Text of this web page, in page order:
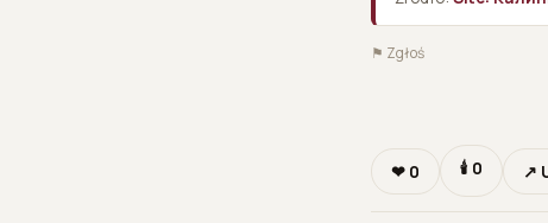
⚑ Zgłoś
❤ 0 🕯 0 ↗